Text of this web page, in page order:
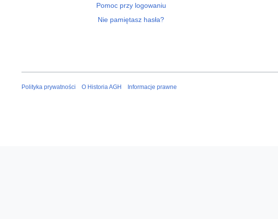
Pomoc przy logowaniu
Nie pamiętasz hasła?
Polityka prywatności O Historia AGH Informacje prawne